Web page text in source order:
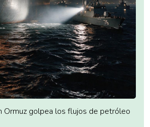
Ormuz golpea los flujos de petróleo